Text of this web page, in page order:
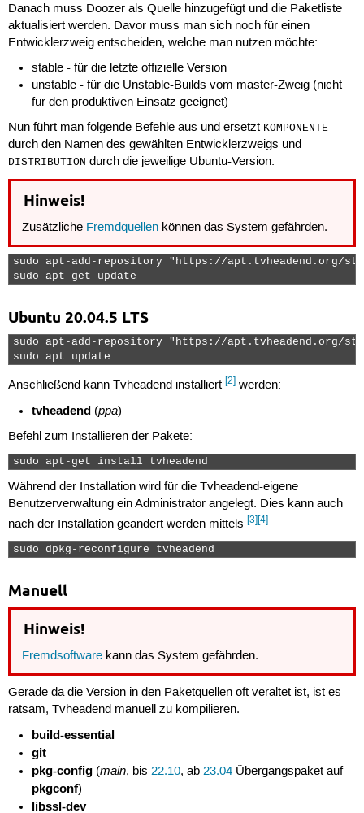
Danach muss Doozer als Quelle hinzugefügt und die Paketliste
aktualisiert werden. Davor muss man sich noch für einen
Entwicklerzweig entscheiden, welche man nutzen möchte:
stable - für die letzte offizielle Version
unstable - für die Unstable-Builds vom master-Zweig (nicht
für den produktiven Einsatz geeignet)
Nun führt man folgende Befehle aus und ersetzt KOMPONENTE
durch den Namen des gewählten Entwicklerzweigs und
DISTRIBUTION durch die jeweilige Ubuntu-Version:
Hinweis!
Zusätzliche Fremdquellen können das System gefährden.
sudo apt-add-repository "https://apt.tvheadend.org/stable
sudo apt-get update
Ubuntu 20.04.5 LTS
sudo apt-add-repository "https://apt.tvheadend.org/
sudo apt update
Anschließend kann Tvheadend installiert [2]werden:
tvheadend (ppa)
Befehl zum Installieren der Pakete:
sudo apt-get install tvheadend
Während der Installation wird für die Tvheadend-eigene
Benutzerverwaltung ein Administrator angelegt. Dies kann auch
nach der Installation geändert werden mittels [3][4]
sudo dpkg-reconfigure tvheadend
Manuell
Hinweis!
Fremdsoftware kann das System gefährden.
Gerade da die Version in den Paketquellen oft veraltet ist, ist es
ratsam, Tvheadend manuell zu kompilieren.
build-essential
git
pkg-config (main, bis22.10, ab23.04 Übergangspaket auf
pkgconf)
libssl-dev